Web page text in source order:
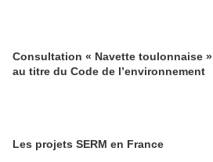
Consultation « Navette toulonnaise »
au titre du Code de l’environnement
Les projets SERM en France